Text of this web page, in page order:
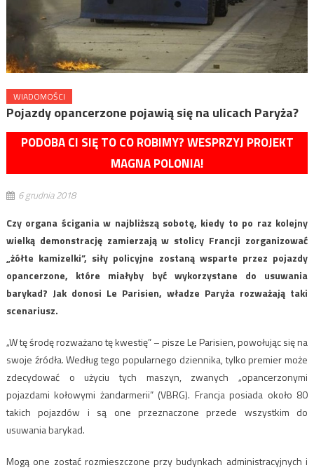
WIADOMOŚCI
Pojazdy opancerzone pojawią się na ulicach Paryża?
PODOBA CI SIĘ TO CO ROBIMY? WESPRZYJ PROJEKT
MAGNA POLONIA!
6 grudnia 2018
Czy organa ścigania w najbliższą sobotę, kiedy to po raz kolejny
wielką demonstrację zamierzają w stolicy Francji zorganizować
„żółte kamizelki”, siły policyjne zostaną wsparte przez pojazdy
opancerzone, które miałyby być wykorzystane do usuwania
barykad? Jak donosi Le Parisien, władze Paryża rozważają taki
scenariusz.
„W tę środę rozważano tę kwestię” – pisze Le Parisien, powołując się na
swoje źródła. Według tego popularnego dziennika, tylko premier może
zdecydować o użyciu tych maszyn, zwanych „opancerzonymi
pojazdami kołowymi żandarmerii” (VBRG). Francja posiada około 80
takich pojazdów i są one przeznaczone przede wszystkim do
usuwania barykad.
Mogą one zostać rozmieszczone przy budynkach administracyjnych i